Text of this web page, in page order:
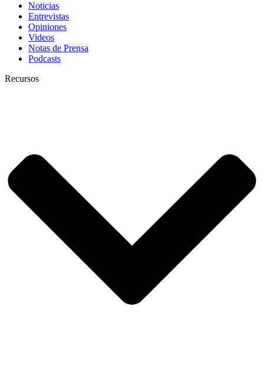
Noticias
Entrevistas
Opiniones
Videos
Notas de Prensa
Podcasts
Recursos